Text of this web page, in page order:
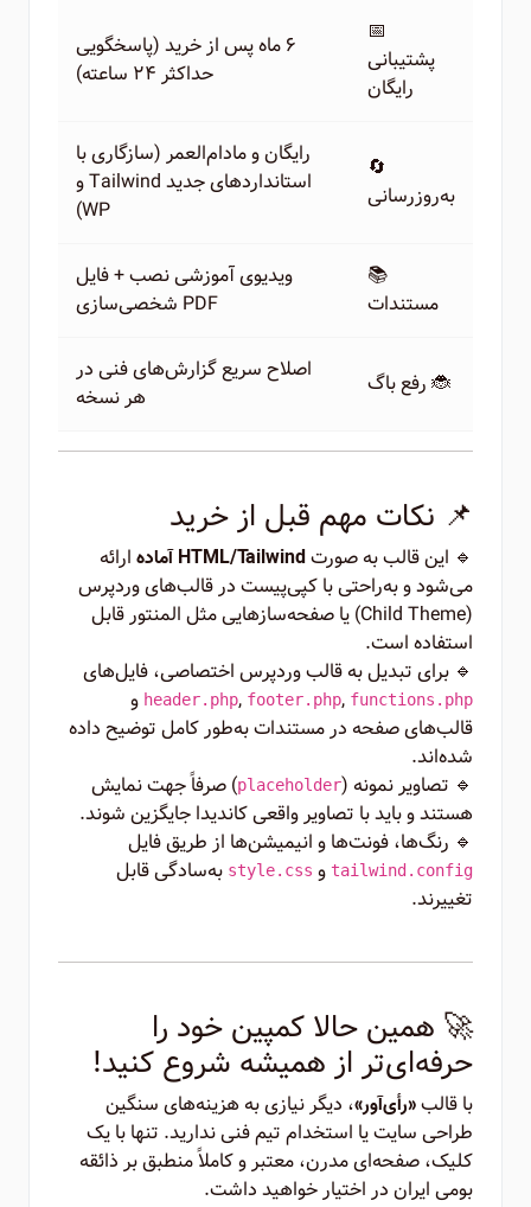
📅
پشتیبانی
رایگان
۶ ماه پس از خرید (پاسخگویی
حداکثر ۲۴ ساعته)
🔄
به‌روزرسانی
رایگان و مادام‌العمر (سازگاری با
استانداردهای جدید Tailwind و
WP)
📚
مستندات
ویدیوی آموزشی نصب + فایل
PDF شخصی‌سازی
🐞 رفع باگ
اصلاح سریع گزارش‌های فنی در
هر نسخه
📌 نکات مهم قبل از خرید
🔹 این قالب به صورتHTML/Tailwind آماده
ارائه
می‌شود و به‌راحتی با کپی‌پیست در قالب‌های وردپرس
(Child Theme) یا صفحه‌سازهایی مثل المنتور قابل
استفاده است.
🔹 برای تبدیل به قالب وردپرس اختصاصی، فایل‌های
header.php, footer.php, functions.php
و
قالب‌های صفحه در مستندات به‌طور کامل توضیح داده
شده‌اند.
🔹 تصاویر نمونه (placeholder) صرفاً جهت نمایش
هستند و باید با تصاویر واقعی کاندیدا جایگزین شوند.
🔹 رنگ‌ها، فونت‌ها و انیمیشن‌ها از طریق فایل
tailwind.config و style.css به‌سادگی قابل
تغییرند.
🚀 همین حالا کمپین خود را
حرفه‌ای‌تر از همیشه شروع کنید!
با قالب«رأی‌آور»، دیگر نیازی به هزینه‌های سنگین
طراحی سایت یا استخدام تیم فنی ندارید. تنها با یک
کلیک، صفحه‌ای مدرن، معتبر و کاملاً منطبق بر ذائقه
بومی ایران در اختیار خواهید داشت.